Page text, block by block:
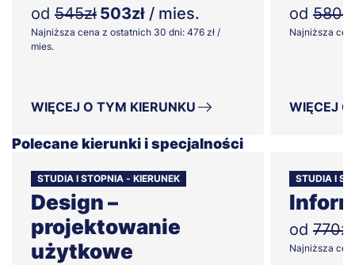
od 545zł 503zł / mies.
Najniższa cena z ostatnich 30 dni: 476 zł /
mies.
WIĘCEJ O TYM KIERUNKU
od 580zł
Najniższa
WIĘCEJ
Polecane kierunki i specjalności
STUDIA I STOPNIA - KIERUNEK
Design –
projektowanie
użytkowe
STUDIA I
od 770zł
Najniższa